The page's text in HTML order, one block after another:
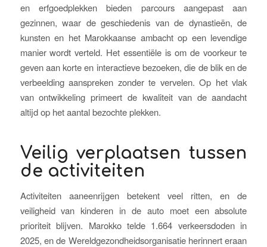
en erfgoedplekken bieden parcours aangepast aan
gezinnen, waar de geschiedenis van de dynastieën, de
kunsten en het Marokkaanse ambacht op een levendige
manier wordt verteld. Het essentiële is om de voorkeur te
geven aan korte en interactieve bezoeken, die de blik en de
verbeelding aanspreken zonder te vervelen. Op het vlak
van ontwikkeling primeert de kwaliteit van de aandacht
altijd op het aantal bezochte plekken.
Veilig verplaatsen tussen
de activiteiten
Activiteiten aaneenrijgen betekent veel ritten, en de
veiligheid van kinderen in de auto moet een absolute
prioriteit blijven. Marokko telde 1.664 verkeersdoden in
2025, en de Wereldgezondheidsorganisatie herinnert eraan